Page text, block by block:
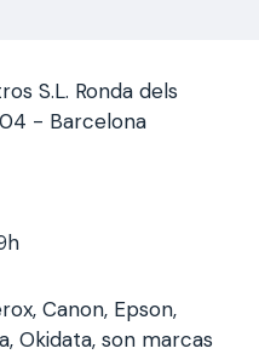
S.L. Ronda dels
- Barcelona
Canon, Epson,
Okidata, son marcas